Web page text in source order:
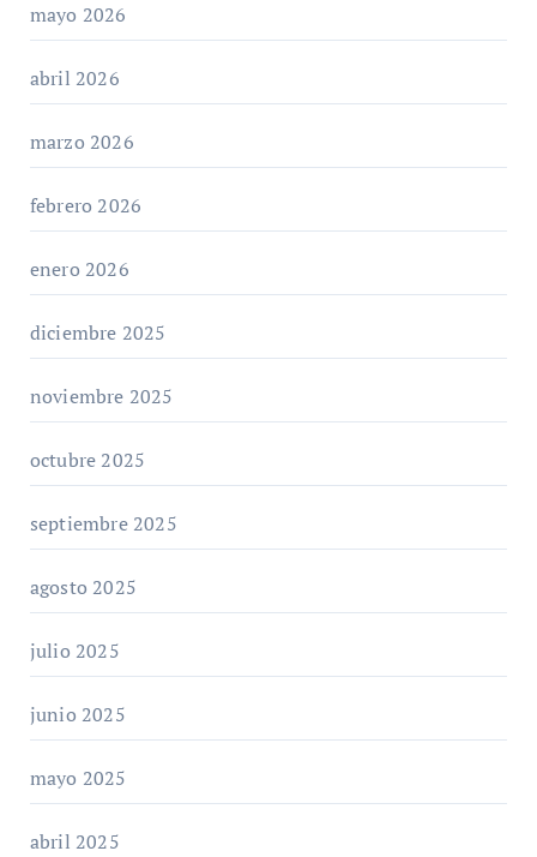
mayo 2026
abril 2026
marzo 2026
febrero 2026
enero 2026
diciembre 2025
noviembre 2025
octubre 2025
septiembre 2025
agosto 2025
julio 2025
junio 2025
mayo 2025
abril 2025